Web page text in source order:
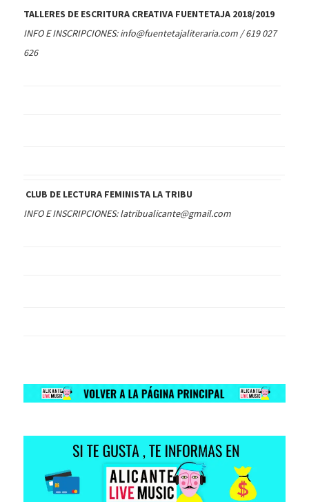
TALLERES DE ESCRITURA CREATIVA FUENTETAJA 2018/2019
INFO E INSCRIPCIONES: info@fuentetajaliteraria.com / 619 027
626
CLUB DE LECTURA FEMINISTA LA TRIBU
INFO E INSCRIPCIONES: latribualicante@gmail.com